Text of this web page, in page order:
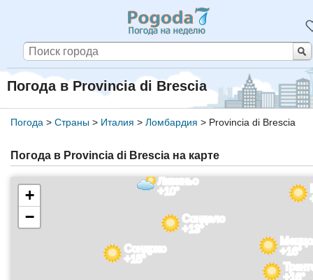
Погода в Provincia di Brescia
Погода > Страны> Италия > Ломбардия > Provincia di Brescia
Погода в Provincia di Brescia на карте
+16°
Сондрио
+15°
+16°
Ливиньо
+10°
Сондало
+13°
+
−